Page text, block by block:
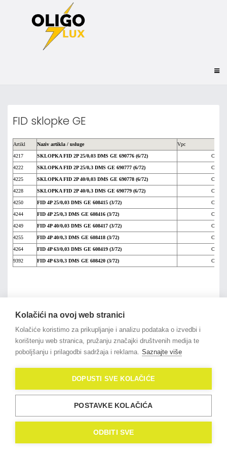
FID sklopke GE
Artikl Naziv artikla / usluge Vpc
4217 SKLOPKA FID 2P 25/0,03 DMS GE 690776 (6/72) Cijena
4222 SKLOPKA FID 2P 25/0,3 DMS GE 690777 (6/72) Cijena
4225 SKLOPKA FID 2P 40/0,03 DMS GE 690778 (6/72) Cijena
4228 SKLOPKA FID 2P 40/0,3 DMS GE 690779 (6/72) Cijena
4250 FID 4P 25/0,03 DMS GE 608415 (3/72) Cijena
4244 FID 4P 25/0,3 DMS GE 608416 (3/72) Cijena
4249 FID 4P 40/0,03 DMS GE 608417 (3/72) Cijena
4255 FID 4P 40/0,3 DMS GE 608418 (3/72) Cijena
4264 FID 4P 63/0,03 DMS GE 608419 (3/72) Cijena
9392 FID 4P 63/0,3 DMS GE 608420 (3/72) Cijena
OligoLux
Reserved. Izrada web stranica
Domidona IT
Kolačići (eng. Cookies)
Kolačići na ovoj web stranici
Kolačiće koristimo za prikupljanje i analizu podataka o izvedbi i
korištenju web stranica, pružanju značajki društvenih medija te
poboljšanju i prilagodbi sadržaja i reklama. Saznajte više
DOPUSTI SVE KOLAČIĆE
POSTAVKE KOLAČIĆA
ODBITI SVE